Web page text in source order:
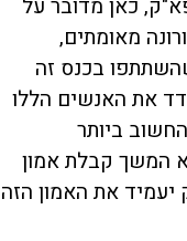
כאן מדובר על
מאומתים,
בכנס זה
את האנשים הללו
ביותר
המשך קבלת אמון
את האמון הזה